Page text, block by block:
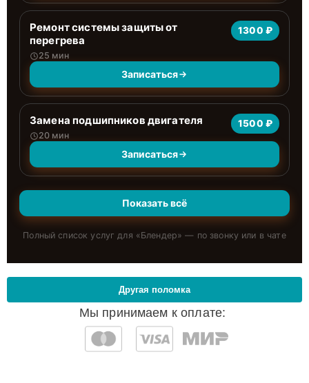
Ремонт системы защиты от
перегрева
25 мин
1300 ₽
Записаться
Замена подшипников двигателя
20 мин
1500 ₽
Записаться
Показать всё
Полный список услуг для «Блендер» — по звонку или в чате
Мы принимаем к оплате:
Другая поломка